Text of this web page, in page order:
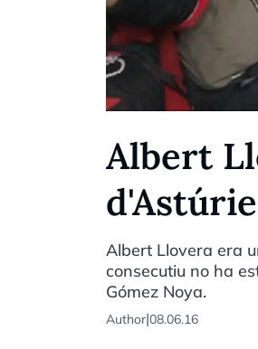
Albert
Albert Llovera era
consecutiu no ha
Gómez Noya.
Author|08.06.16